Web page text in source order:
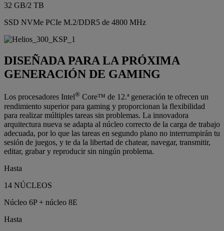
32 GB/2 TB
SSD NVMe PCIe M.2/DDR5 de 4800 MHz
DISEÑADA PARA LA PRÓXIMA
GENERACIÓN DE GAMING
Los procesadores Intel® Core™ de 12.ª generación te ofrecen un
rendimiento superior para gaming y proporcionan la flexibilidad
para realizar múltiples tareas sin problemas. La innovadora
arquitectura nueva se adapta al núcleo correcto de la carga de trabajo
adecuada, por lo que las tareas en segundo plano no interrumpirán tu
sesión de juegos, y te da la libertad de chatear, navegar, transmitir,
editar, grabar y reproducir sin ningún problema.
Hasta
14 NÚCLEOS
Núcleo 6P + núcleo 8E
Hasta